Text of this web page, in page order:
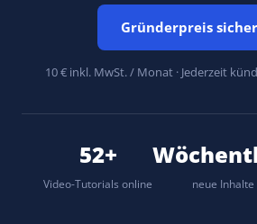
Gründerpreis
10 € inkl. MwSt. / Monat · Jederzeit
52+
Video-Tutorials online neue Inhalte